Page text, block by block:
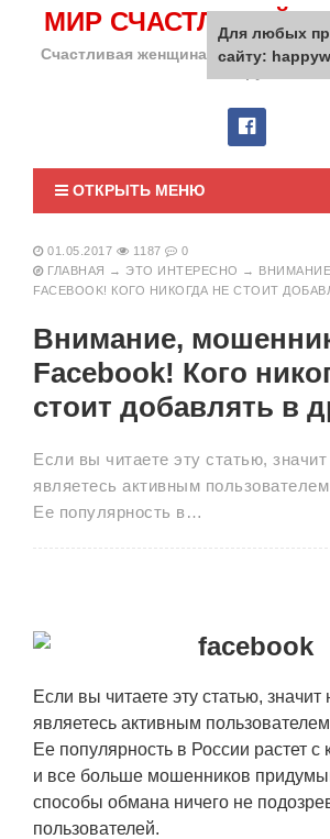
МИР СЧАСТЛИВОЙ
Счастливая женщина сделает
ОТКРЫТЬ МЕНЮ
01.05.2017 1187
0
ГЛАВНАЯ → ЭТО ИНТЕРЕСНО →
FACEBOOK! КОГО НИКОГДА НЕ СТОИТ
Внимание,
Facebook! Кого
стоит добавлять в
Если вы читаете эту статью,
являетесь активным
Ее популярность в…
Если вы читаете эту статью, значит
являетесь активным
Ее популярность в России растет
и все больше мошенников
способы обмана ничего не
пользователей.
Для любых
сайту: